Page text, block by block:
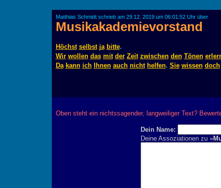
Matthias Schmidt schrieb am 29.12. 2019 um 06:01:52 Uhr über
Musikakademievorstand
Höchst selbst ja bitte.
Wir wollen das mit der Zeit zwischen den Tönen
Da kann ich Ihnen auch nicht helfen. Sie wissen doch
Oben steht ein nichtssagender, langweiliger Text?
Dein Name:
Deine Assoziationen zu »